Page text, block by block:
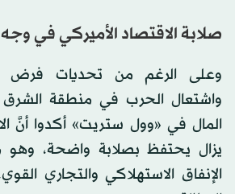
صلابة الاقتصاد الأميركي في
وعلى الرغم من تحديات فرض
واشتعال الحرب في منطقة الشرق
المال في «وول ستريت» أكدوا أنَّ
يزال يحتفظ بصلابة واضحة، وهو
الإنفاق الاستهلاكي والتجاري